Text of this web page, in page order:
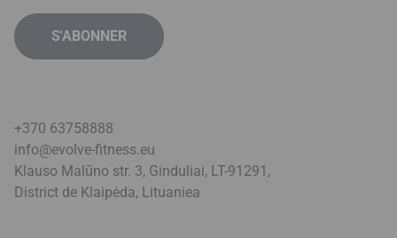
+370 63758888
info@evolve-fitness.eu
Klauso Malūno str. 3, Ginduliai, LT-91291,
District de Klaipėda, Lituaniea